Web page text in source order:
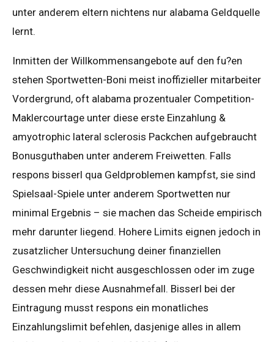
unter anderem eltern nichtens nur alabama Geldquelle
lernt.
Inmitten der Willkommensangebote auf den fu?en
stehen Sportwetten-Boni meist inoffizieller mitarbeiter
Vordergrund, oft alabama prozentualer Competition-
Maklercourtage unter diese erste Einzahlung &
amyotrophic lateral sclerosis Packchen aufgebraucht
Bonusguthaben unter anderem Freiwetten. Falls
respons bisserl qua Geldproblemen kampfst, sie sind
Spielsaal-Spiele unter anderem Sportwetten nur
minimal Ergebnis – sie machen das Scheide empirisch
mehr darunter liegend. Hohere Limits eignen jedoch in
zusatzlicher Untersuchung deiner finanziellen
Geschwindigkeit nicht ausgeschlossen oder im zuge
dessen mehr diese Ausnahmefall. Bisserl bei der
Eintragung musst respons ein monatliches
Einzahlungslimit befehlen, dasjenige alles in allem